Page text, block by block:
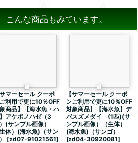
こんな商品もみています。
サマーセール クーポ
利用で更に10％OFF
商品】【海水魚・ハ
アケボノハゼ（3
(サンプル画像）
生体）(海水魚)（サン
[zd07-91021561]
【サマーセール クーポ
ンご利用で更に10％OFF
対象商品】【海水魚】デ
バスズメダイ (1匹)(サ
ンプル画像）（生体）
(海水魚)（サンゴ）
[zd04-30920081]